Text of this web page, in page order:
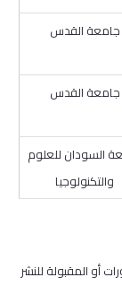
جامعة القدس
جامعة القدس
السودان للعلوم
والتكنولوجيا
أو المقبولة للنشر